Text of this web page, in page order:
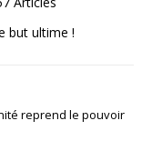
but ultime !
reprend le pouvoir